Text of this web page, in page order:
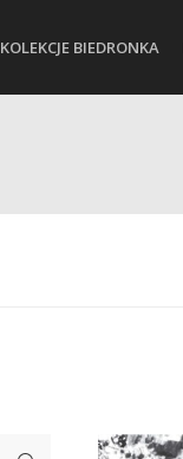
KOLEKCJE BIEDRONKA